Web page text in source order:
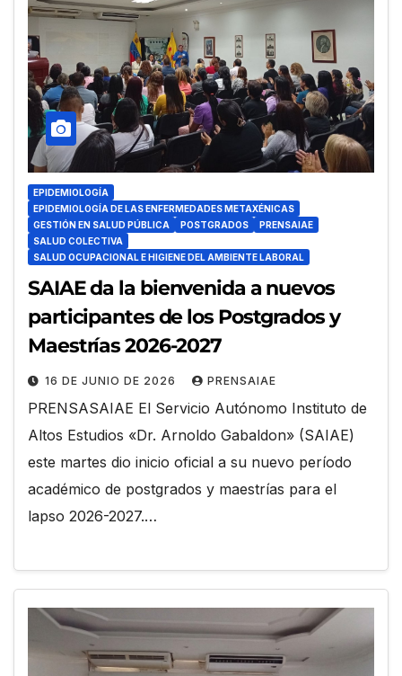
EPIDEMIOLOGÍA
EPIDEMIOLOGÍA DE LAS ENFERMEDADES METAXÉNICAS
GESTIÓN EN SALUD PÚBLICA
POSTGRADOS
PRENSAIAE
SALUD COLECTIVA
SALUD OCUPACIONAL E HIGIENE DEL AMBIENTE LABORAL
SAIAE da la bienvenida a nuevos
participantes de los Postgrados y
Maestrías 2026-2027
16 DE JUNIO DE 2026 PRENSAIAE
PRENSASAIAE El Servicio Autónomo Instituto de
Altos Estudios «Dr. Arnoldo Gabaldon» (SAIAE)
este martes dio inicio oficial a su nuevo período
académico de postgrados y maestrías para el
lapso 2026-2027.…